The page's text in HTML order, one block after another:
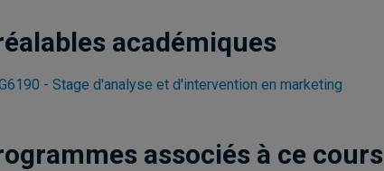
académiques
- Stage d'analyse et d'intervention en marketing
associés à ce cours